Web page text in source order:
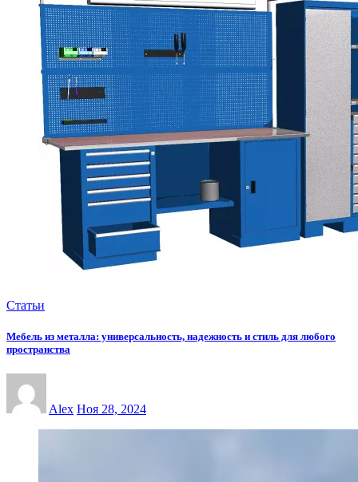
Статьи
Мебель из металла: универсальность, надежность и стиль для любого
пространства
Alex Ноя 28, 2024